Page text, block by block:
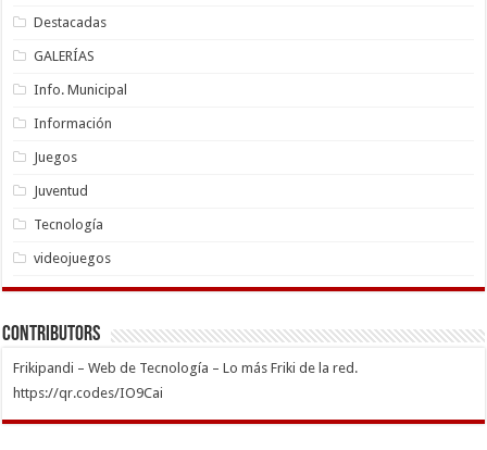
Destacadas
GALERÍAS
Info. Municipal
Información
Juegos
Juventud
Tecnología
videojuegos
Contributors
Frikipandi – Web de Tecnología – Lo más Friki de la red.
https://qr.codes/IO9Cai